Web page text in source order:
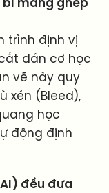
bì màng ghép
trình định vị
dán cơ học
vẽ này quy
xén (Bleed),
học
động định
đều đưa